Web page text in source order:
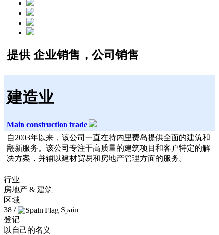
提供 企业销售，公司销售
建造业
Main construction trade
自2003年以来，该公司一直在特内里费岛提供全面的建筑和
翻新服务。该公司专注于高质量的建筑项目和客户特定的解
决方案，并辅以建材贸易和房地产管理方面的服务。
行业
房地产 & 建筑
区域
38 /
Spain
登记
以自己的名义